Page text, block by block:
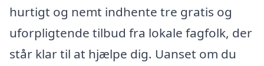
hurtigt og nemt indhente tre gratis og
uforpligtende tilbud fra lokale fagfolk, der
står klar til at hjælpe dig. Uanset om du